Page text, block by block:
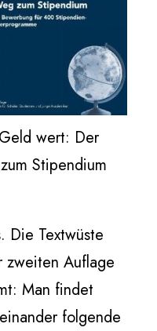
wert: Der
Stipendium
Die Textwüste
zweiten Auflage
Man findet
folgende